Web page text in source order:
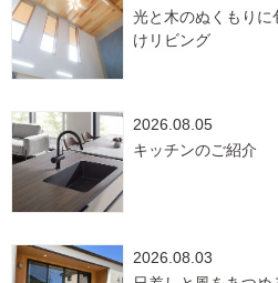
光と木のぬくもりに
けリビング
2026.08.05
キッチンのご紹介
2026.08.03